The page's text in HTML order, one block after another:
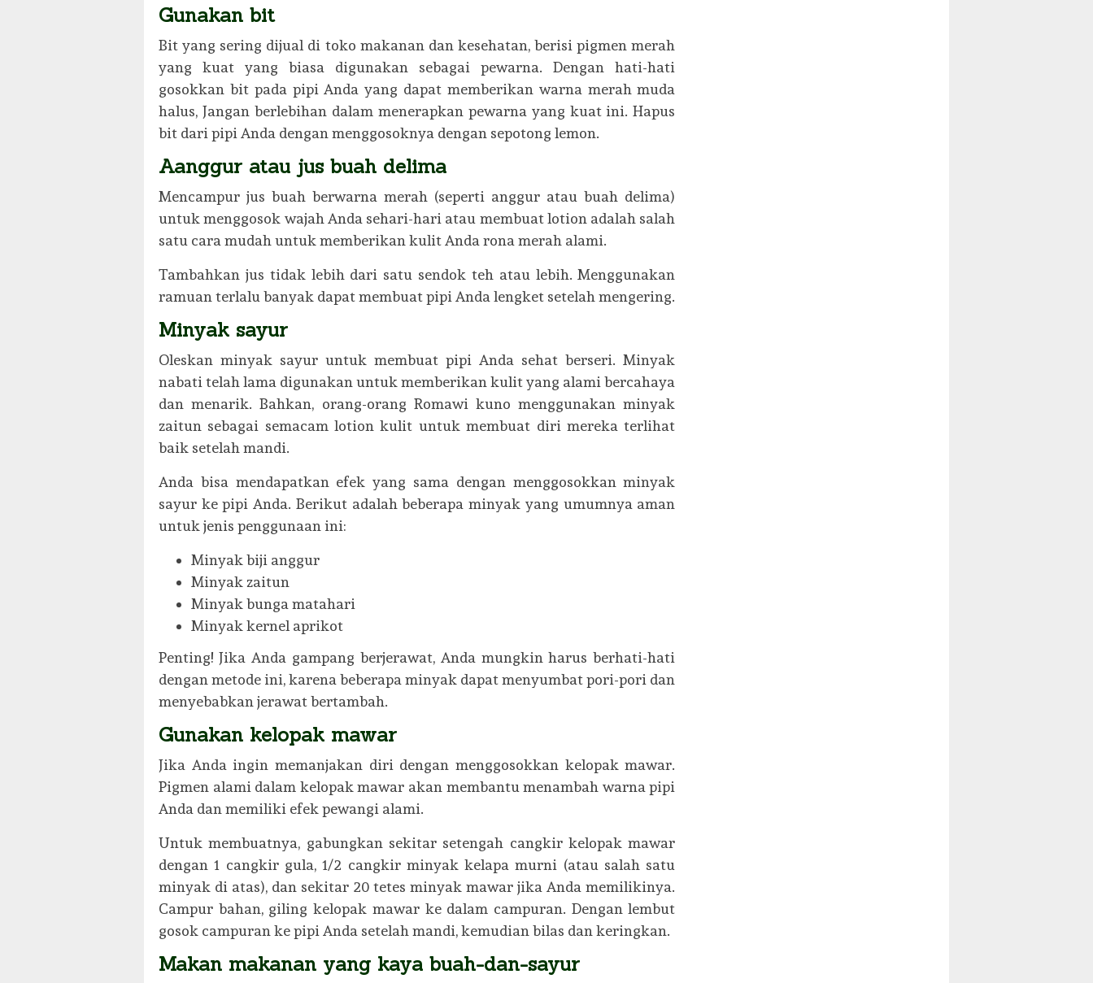
Gunakan bit
Bit yang sering dijual di toko makanan dan kesehatan, berisi pigmen merah
yang kuat yang biasa digunakan sebagai pewarna. Dengan hati-hati
gosokkan bit pada pipi Anda yang dapat memberikan warna merah muda
halus, Jangan berlebihan dalam menerapkan pewarna yang kuat ini. Hapus
bit dari pipi Anda dengan menggosoknya dengan sepotong lemon.
Aanggur atau jus buah delima
Mencampur jus buah berwarna merah (seperti anggur atau buah delima)
untuk menggosok wajah Anda sehari-hari atau membuat lotion adalah salah
satu cara mudah untuk memberikan kulit Anda rona merah alami.
Tambahkan jus tidak lebih dari satu sendok teh atau lebih. Menggunakan
ramuan terlalu banyak dapat membuat pipi Anda lengket setelah mengering.
Minyak sayur
Oleskan minyak sayur untuk membuat pipi Anda sehat berseri. Minyak
nabati telah lama digunakan untuk memberikan kulit yang alami bercahaya
dan menarik. Bahkan, orang-orang Romawi kuno menggunakan minyak
zaitun sebagai semacam lotion kulit untuk membuat diri mereka terlihat
baik setelah mandi.
Anda bisa mendapatkan efek yang sama dengan menggosokkan minyak
sayur ke pipi Anda. Berikut adalah beberapa minyak yang umumnya aman
untuk jenis penggunaan ini:
Minyak biji anggur
Minyak zaitun
Minyak bunga matahari
Minyak kernel aprikot
Penting! Jika Anda gampang berjerawat, Anda mungkin harus berhati-hati
dengan metode ini, karena beberapa minyak dapat menyumbat pori-pori dan
menyebabkan jerawat bertambah.
Gunakan kelopak mawar
Jika Anda ingin memanjakan diri dengan menggosokkan kelopak mawar.
Pigmen alami dalam kelopak mawar akan membantu menambah warna pipi
Anda dan memiliki efek pewangi alami.
Untuk membuatnya, gabungkan sekitar setengah cangkir kelopak mawar
dengan 1 cangkir gula, 1/2 cangkir minyak kelapa murni (atau salah satu
minyak di atas), dan sekitar 20 tetes minyak mawar jika Anda memilikinya.
Campur bahan, giling kelopak mawar ke dalam campuran. Dengan lembut
gosok campuran ke pipi Anda setelah mandi, kemudian bilas dan keringkan.
Makan makanan yang kaya buah-dan-sayur